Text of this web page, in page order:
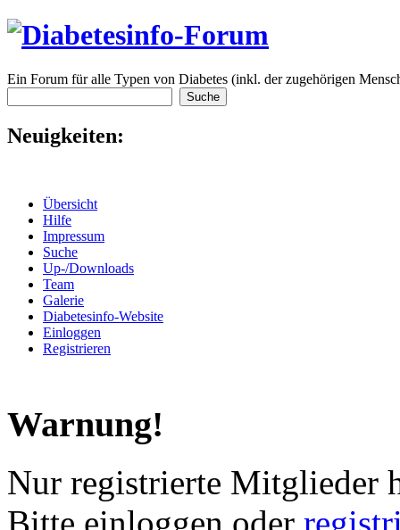
Ein Forum für alle Typen von Diabetes (inkl. der zugehörigen
Neuigkeiten:
Übersicht
Hilfe
Impressum
Suche
Up-/Downloads
Team
Galerie
Diabetesinfo-Website
Einloggen
Registrieren
Warnung!
Nur registrierte Mitglieder